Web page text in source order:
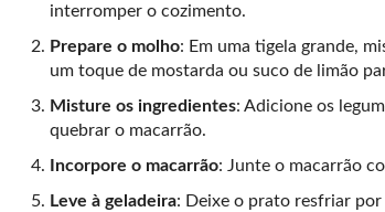
interromper o cozimento.
Prepare o molho: Em uma tigela grande,
um toque de mostarda ou suco de limão
Misture os ingredientes: Adicione os
quebrar o macarrão.
Incorpore o macarrão: Junte o macarrão
Leve à geladeira: Deixe o prato resfriar por